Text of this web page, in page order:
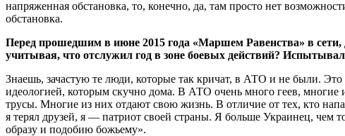
напряженная обстановка, то, конечно, да, там просто нет
обстановка.
Перед прошедшим в июне 2015 года «Маршем Равенства» в
учитывая, что отслужил год в зоне боевых действий? Испытывал
Знаешь, зачастую те люди, которые так кричат, в АТО и не были.
идеологией, которым скучно дома. В АТО очень много геев,
трусы. Многие из них отдают свою жизнь. В отличие от тех, кто
я терял друзей, я — патриот своей страны. Я больше Украинец, чем
образу и подобию божьему».